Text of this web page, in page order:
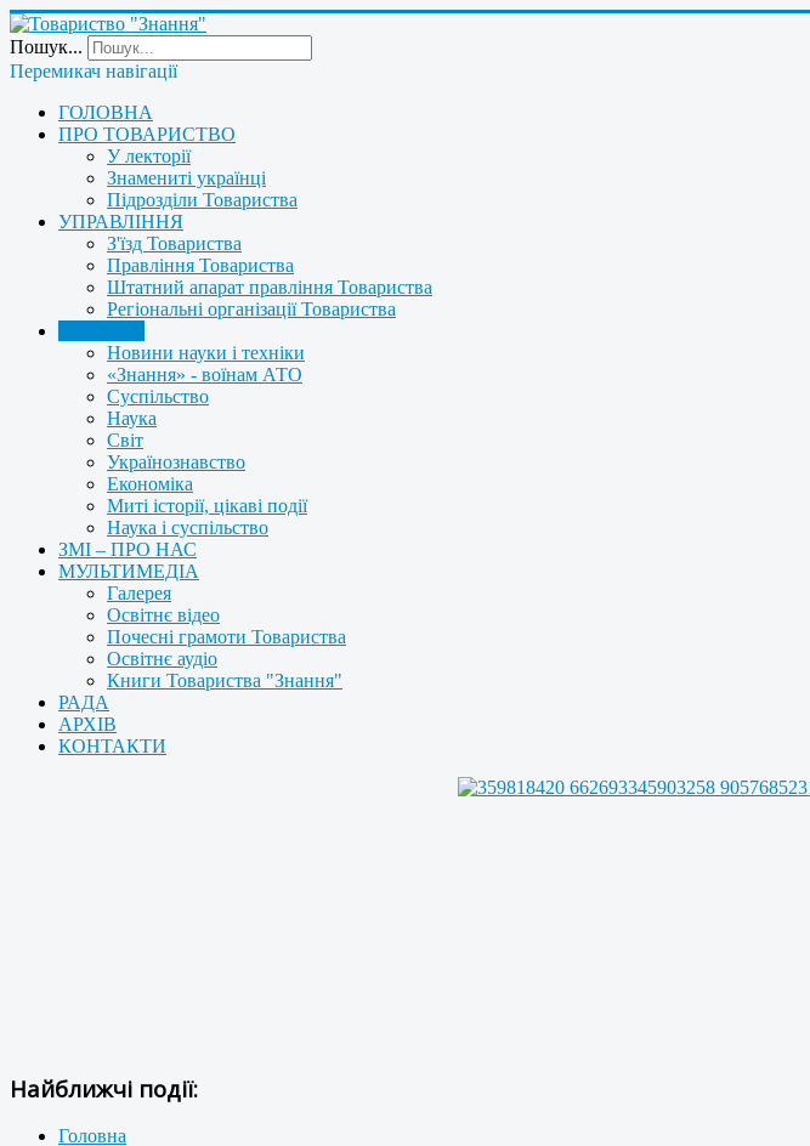
Пошук...
Перемикач навігації
ГОЛОВНА
ПРО ТОВАРИСТВО
У лекторії
Знамениті українці
Підрозділи Товариства
УПРАВЛІННЯ
З'їзд Товариства
Правління Товариства
Штатний апарат правління Товариства
Регіональні організації Товариства
Новини науки і техніки
«Знання» - воїнам АТО
Суспільство
Наука
Світ
Українознавство
Економіка
Миті історії, цікаві події
Наука і суспільство
ЗМІ – ПРО НАС
МУЛЬТИМЕДІА
Галерея
Освітнє відео
Почесні грамоти Товариства
Освітнє аудіо
Книги Товариства "Знання"
РАДА
АРХІВ
КОНТАКТИ
Найближчі події:
Головна